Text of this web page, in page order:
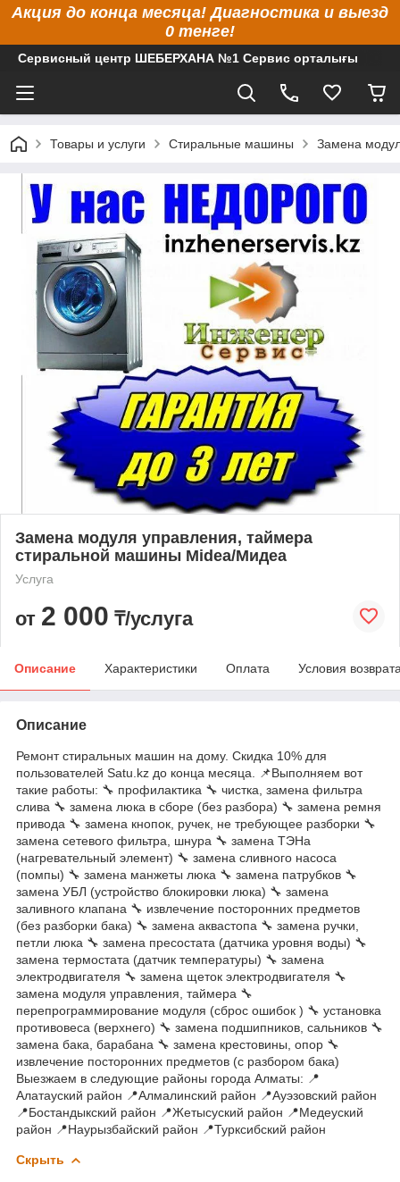
Акция до конца месяца! Диагностика и выезд
0 тенге!
Сервисный центр ШЕБЕРХАНА №1 Сервис орталығы
Товары и услуги Стиральные машины Замена
Замена модуля управления, таймера
стиральной машины Midea/Мидеа
Услуга
от 2 000 ₸/услуга
Описание Характеристики Оплата Условия
Описание
Ремонт стиральных машин на дому. Скидка 10% для
пользователей Satu.kz до конца месяца. 📌Выполняем вот
такие работы: 🔧 профилактика 🔧 чистка, замена фильтра
слива 🔧 замена люка в сборе (без разбора) 🔧 замена ремня
привода 🔧 замена кнопок, ручек, не требующее разборки 🔧
замена сетевого фильтра, шнура 🔧 замена ТЭНа
(нагревательный элемент) 🔧 замена сливного насоса
(помпы) 🔧 замена манжеты люка 🔧 замена патрубков 🔧
замена УБЛ (устройство блокировки люка) 🔧 замена
заливного клапана 🔧 извлечение посторонних предметов
(без разборки бака) 🔧 замена аквастопа 🔧 замена ручки,
петли люка 🔧 замена пресостата (датчика уровня воды) 🔧
замена термостата (датчик температуры) 🔧 замена
электродвигателя 🔧 замена щеток электродвигателя 🔧
замена модуля управления, таймера 🔧
перепрограммирование модуля (сброс ошибок ) 🔧 установка
противовеса (верхнего) 🔧 замена подшипников, сальников 🔧
замена бака, барабана 🔧 замена крестовины, опор 🔧
извлечение посторонних предметов (с разбором бака)
Выезжаем в следующие районы города Алматы: 📍
Алатауский район 📍Алмалинский район 📍Ауэзовский район
📍Бостандыкский район 📍Жетысуский район 📍Медеуский
район 📍Наурызбайский район 📍Турксибский район
Скрыть